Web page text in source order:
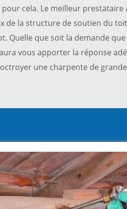
cela. Le meilleur prestataire
de la structure de soutien du
Quelle que soit la demande
vous apporter la réponse
une charpente de